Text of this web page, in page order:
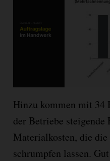
Hinzu kommen mit 34
der Betriebe steigende
Materialkosten, die
schrumpfen lassen.